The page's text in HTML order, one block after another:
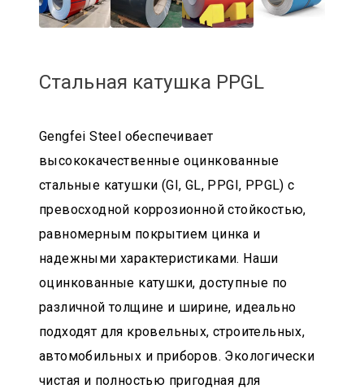
Стальная катушка PPGL
Gengfei Steel обеспечивает
высококачественные оцинкованные
стальные катушки (GI, GL, PPGI, PPGL) с
превосходной коррозионной стойкостью,
равномерным покрытием цинка и
надежными характеристиками. Наши
оцинкованные катушки, доступные по
различной толщине и ширине, идеально
подходят для кровельных, строительных,
автомобильных и приборов. Экологически
чистая и полностью пригодная для